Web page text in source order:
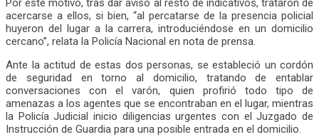
Por este motivo, tras dar aviso al resto de indicativos, trataron de
acercarse a ellos, si bien, “al percatarse de la presencia policial
huyeron del lugar a la carrera, introduciéndose en un domicilio
cercano”, relata la Policía Nacional en nota de prensa.
Ante la actitud de estas dos personas, se estableció un cordón
de seguridad en torno al domicilio, tratando de entablar
conversaciones con el varón, quien profirió todo tipo de
amenazas a los agentes que se encontraban en el lugar, mientras
la Policía Judicial inicio diligencias urgentes con el Juzgado de
Instrucción de Guardia para una posible entrada en el domicilio.